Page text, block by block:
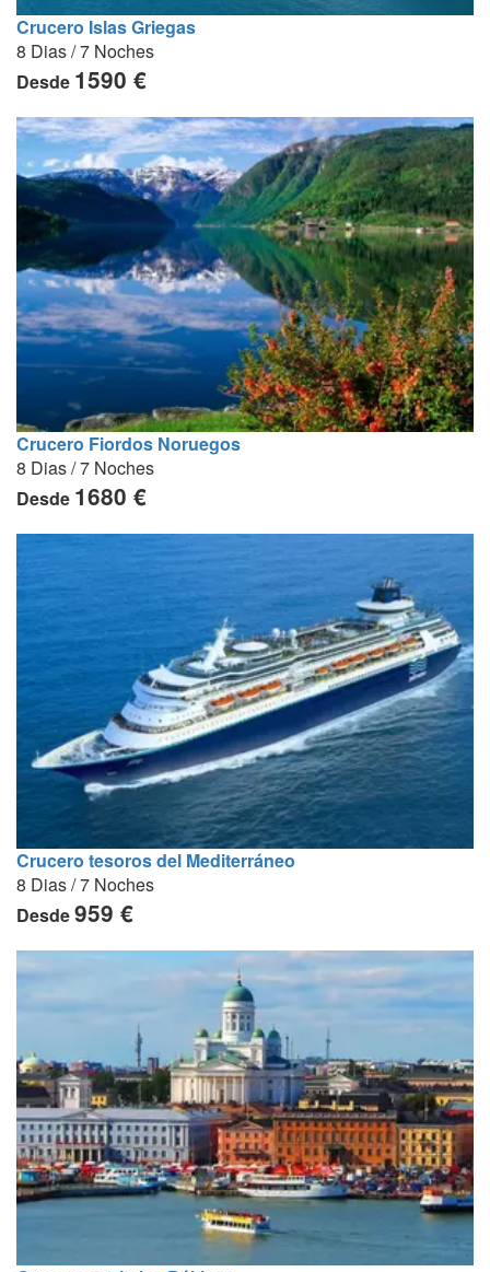
Crucero Islas Griegas
8 Dias / 7 Noches
Desde 1590 €
Crucero Fiordos Noruegos
8 Dias / 7 Noches
Desde 1680 €
Crucero tesoros del Mediterráneo
8 Dias / 7 Noches
Desde959 €